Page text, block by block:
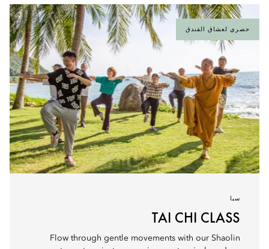
حصري لعشاق الفندق
سبا
TAI CHI CLASS
Flow through gentle movements with our Shaolin